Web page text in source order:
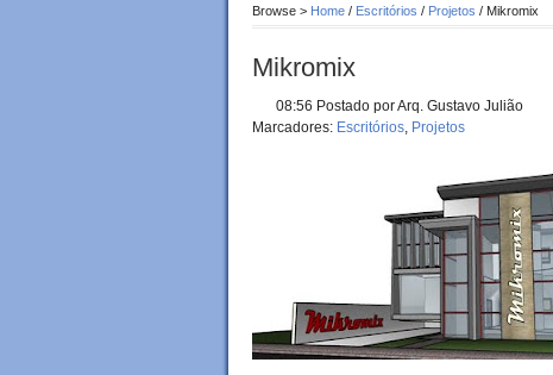
Browse > Home / Escritórios / Projetos / Mikromix
Mikromix
08:56 Postado porArq. Gustavo Julião
Marcadores: Escritórios, Projetos